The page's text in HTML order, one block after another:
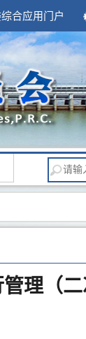
合应用门户
理（